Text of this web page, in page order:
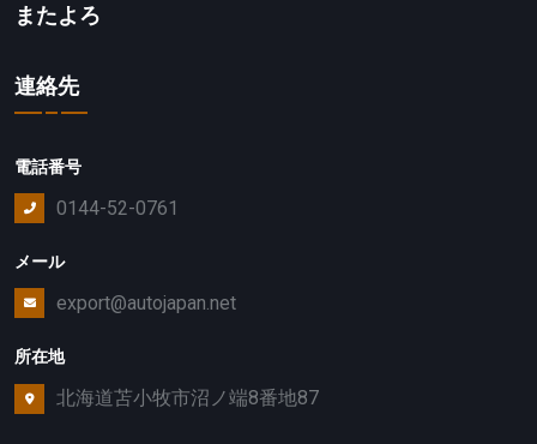
またよろ
連絡先
電話番号
0144-52-0761
メール
export@autojapan.net
所在地
北海道苫小牧市沼ノ端8番地87